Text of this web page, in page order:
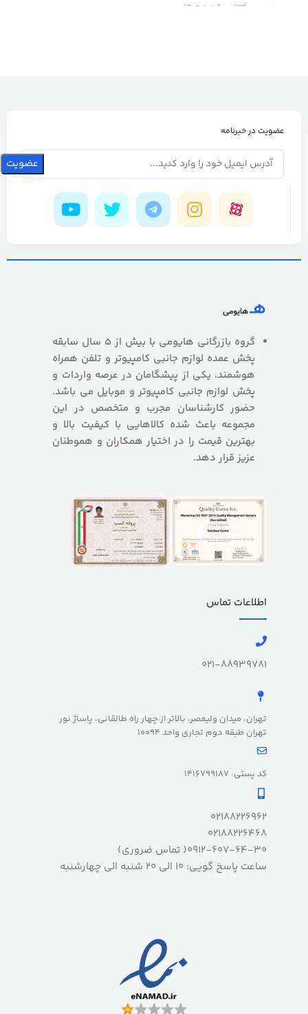
wd/وسترن دیجیتال
عضویت در خبرنامه
گروه بازرگانی هایومی با بیش از 5 سال سابقه
پخش عمده لوازم جانبی کامپیوتر و تلفن همراه
هوشمند، یکی از پیشگامان در عرصه واردات و
پخش لوازم جانبی کامپیوتر و موبایل می باشد.
حضور کارشناسان مجرب و متخصص در این
مجموعه باعث شده کالاهایی با کیفیت بالا و
بهترین قیمت را در اختیار همکاران و هموطنان
عزیز قرار دهد.
اطلاعات تماس
021-88939781
تهران، میدان ولیعصر، بالاتر از چهار راه طالقانی، پاساژ نور
تهران طبقه دوم تجاری واحد 10094
کد پستی: 1416799187
02188226962
02188226468
0912-607-64-30( تماس ضروری)
ساعت پاسخ گویی: 10 الی 20 شنبه الی چهارشنبه